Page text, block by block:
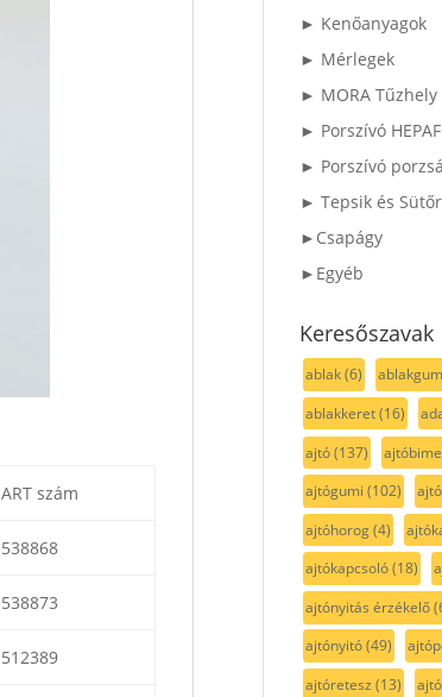
ART szám
538868
538873
512389
► Kenőanyagok
► Mérlegek
► MORA Tűzhely
► Porszívó
► Porszívó
► Tepsik és
►Csapágy
►Egyéb
Keresőszavak
ablak(6)
ablakkeret(16)
ajtó(137)
ajtógumi (102)
ajtóhorog(4)
ajtókapcsoló(18)
ajtónyitás érzékelő
ajtónyitó(49)
ajtóretesz (13)